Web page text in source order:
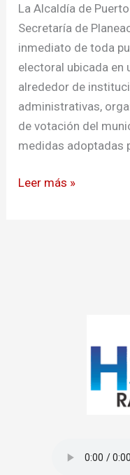
La Alcaldía de
Secretaría de
inmediato de toda
electoral ubicada en
alrededor de
administrativas,
de votación del
medidas adoptadas
Leer más »